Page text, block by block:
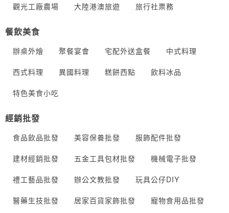
觀光工廠農場 大陸港澳旅遊 旅行社票務
餐飲美食
辦桌外燴 聚餐宴會 宅配外送盒餐 中式料理
西式料理 異國料理 糕餅西點 飲料冰品
特色美食小吃
經銷批發
食品飲品批發 美容保養批發 服飾配件批發
建材經銷批發 五金工具包材批發 機械電子批發
禮工藝品批發 辦公文教批發 玩具公仔DIY
醫藥生技批發 居家百貨家飾批發 寵物食用品批發